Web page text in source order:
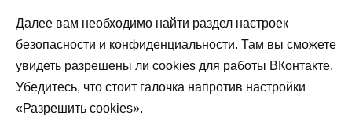
Далее вам необходимо найти раздел настроек
безопасности и конфиденциальности. Там вы сможете
увидеть разрешены ли cookies для работы ВКонтакте.
Убедитесь, что стоит галочка напротив настройки
«Разрешить cookies».